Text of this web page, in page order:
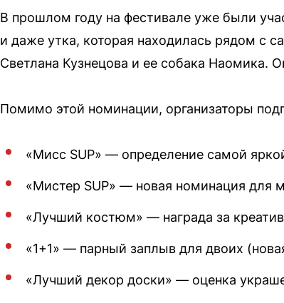
В прошлом году на фестивале уже были
и даже утка, которая находилась рядом с
Светлана Кузнецова и ее собака Наомика.
Помимо этой номинации, организаторы
«Мисс SUP» — определение самой
«Мистер SUP» — новая номинация для
«Лучший костюм» — награда за
«1+1» — парный заплыв для двоих
«Лучший декор доски» — оценка